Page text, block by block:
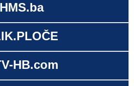
HMS.ba
HB.com